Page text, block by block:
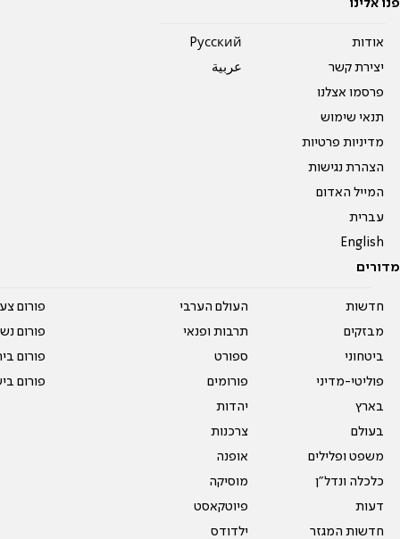
פנו אלינו
אודות
יצירת קשר
פרסמו אצלנו
תנאי שימוש
מדיניות פרטיות
הצהרת נגישות
המייל האדום
עברית
English
Pусский
عربية
מדורים
חדשות
מבזקים
ביטחוני
פוליטי-מדיני
בארץ
בעולם
משפט ופלילים
כלכלה ונדל"ן
דעות
חדשות המגזר
העולם הערבי
תרבות ופנאי
ספורט
פורומים
יהדות
צרכנות
אופנה
מוסיקה
פיוטקאסט
ילדודס
פורום
פורום
פורום
פורום